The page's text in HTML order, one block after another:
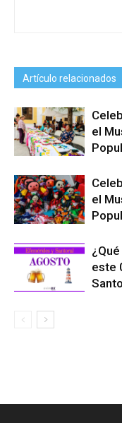
Artículo relacionados
el
el
este